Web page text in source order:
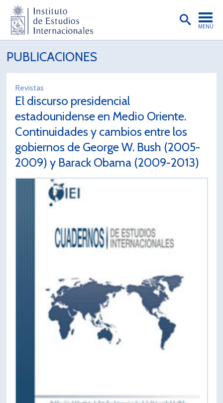
MENÚ
PORTADA
INSTITUTO
POSTGRADO
INVESTIGACIÓN
EXTENSIÓN
PORTUGUÊS
Egresados
PUBLICACIONES
Revistas
El discurso presidencial
estadounidense en Medio Oriente.
Continuidades y cambios entre los
gobiernos de George W. Bush (2005-
2009) y Barack Obama (2009-2013)